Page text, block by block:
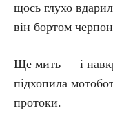
щось глухо
він бортом
Ще мить — і
підхопила
протоки.